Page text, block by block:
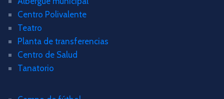
Centro Polivalente
Teatro
Planta de transferencias
Centro de Salud
Tanatorio